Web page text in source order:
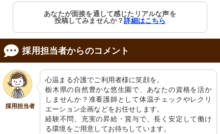
あなたが面接を通して感じたリアルな声を
投稿してみませんか？詳細はこちら
採用担当者からのコメント
採用担当者
心温まる介護でご利用者様に笑顔を。
栃木県の自然豊かな悠生園で、あなたの資格を活か
しませんか？准看護師として体温チェックやレクリ
エーション企画などをお任せします。
経験不問、充実の昇給・賞与で、長く安定して働け
る環境をご用意してお待ちしています。